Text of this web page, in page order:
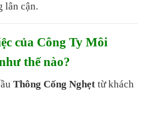
lân cận.
của Công Ty Môi
thế nào?
Thông Cống Nghẹt từ khách